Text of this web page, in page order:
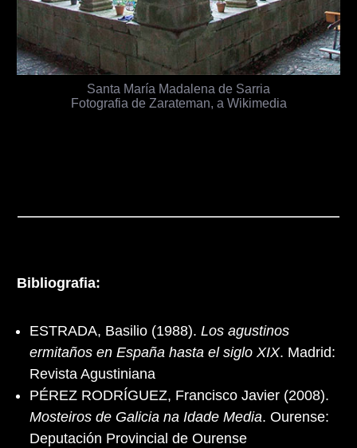
Santa María Madalena de Sarria
Fotografia de Zarateman, a Wikimedia
Bibliografia:
ESTRADA, Basilio (1988). Los agustinos
ermitaños en España hasta el siglo XIX. Madrid:
Revista Agustiniana
PÉREZ RODRÍGUEZ, Francisco Javier (2008).
Mosteiros de Galicia na Idade Media. Ourense:
Deputación Provincial de Ourense